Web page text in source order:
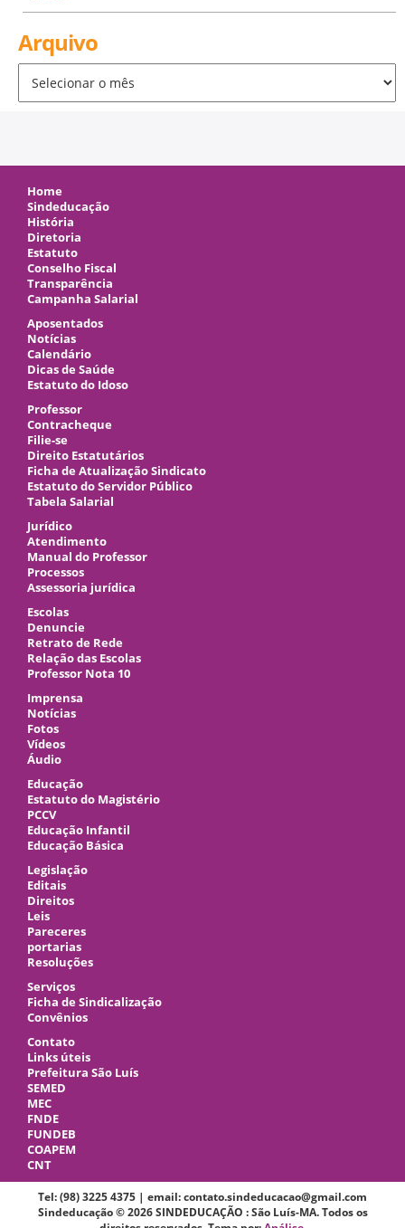
Arquivo
Home
Sindeducação
História
Diretoria
Estatuto
Conselho Fiscal
Transparência
Campanha Salarial
Aposentados
Notícias
Calendário
Dicas de Saúde
Estatuto do Idoso
Professor
Contracheque
Filie-se
Direito Estatutários
Ficha de Atualização Sindicato
Estatuto do Servidor Público
Tabela Salarial
Jurídico
Atendimento
Manual do Professor
Processos
Assessoria jurídica
Escolas
Denuncie
Retrato de Rede
Relação das Escolas
Professor Nota 10
Imprensa
Notícias
Fotos
Vídeos
Áudio
Educação
Estatuto do Magistério
PCCV
Educação Infantil
Educação Básica
Legislação
Editais
Direitos
Leis
Pareceres
portarias
Resoluções
Serviços
Ficha de Sindicalização
Convênios
Contato
Links úteis
Prefeitura São Luís
SEMED
MEC
FNDE
FUNDEB
COAPEM
CNT
Tel: (98) 3225 4375 | email: contato.sindeducacao@gmail.com
Sindeducação © 2026 SINDEDUCAÇÃO : São Luís-MA. Todos os